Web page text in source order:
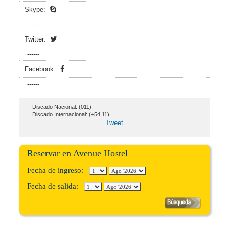
Skype:
------
Twitter:
------
Facebook:
------
Discado Nacional: (011)
Discado Internacional: (+54 11)
Tweet
Reservar en Avenue Hostel
Fecha de ingreso:
Fecha de salida: